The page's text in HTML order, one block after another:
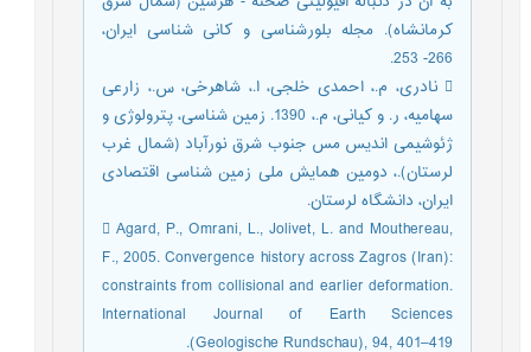
کرمانشاه). مجله بلورشناسی و کانی شناسی ایران،
266- 253.
 نادری، م.، احمدی خلجی، ا.، شاهرخی، س.، زارعی
سهامیه، ر. و کیانی، م.، 1390. زمین شناسی، پترولوژی و
ژئوشیمی اندیس مس جنوب شرق نورآباد (شمال غرب
لرستان).، دومین همایش ملی زمین شناسی اقتصادی
ایران، دانشگاه لرستان.
 Agard, P., Omrani, L., Jolivet, L. and Mouthereau,
F., 2005. Convergence history across Zagros (Iran):
constraints from collisional and earlier deformation.
International Journal of Earth Sciences
(Geologische Rundschau), 94, 401–419.